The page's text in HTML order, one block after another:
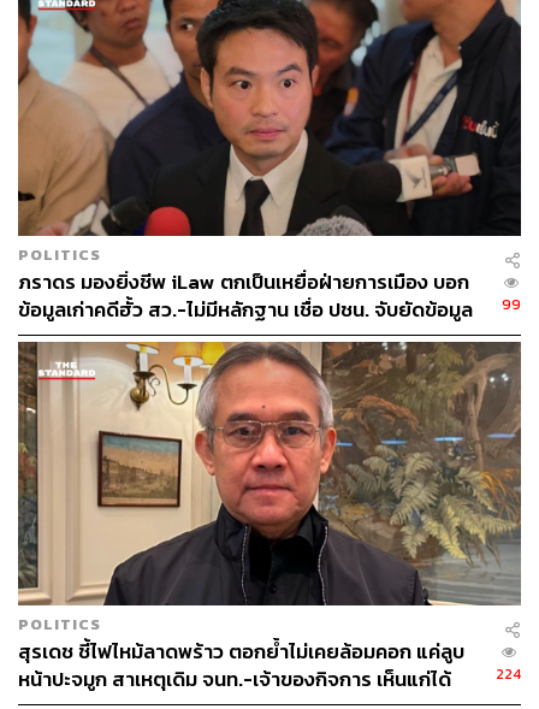
POLITICS
ภราดร มองยิ่งชีพ iLaw ตกเป็นเหยื่อฝ่ายการเมือง บอก
ข้อมูลเก่าคดีฮั้ว สว.-ไม่มีหลักฐาน เชื่อ ปชน. จับยัดข้อมูล
หวังกลบเรื่องภาวุธ
99
POLITICS
สุรเดช ชี้ไฟไหม้ลาดพร้าว ตอกย้ำไม่เคยล้อมคอก แค่ลูบ
หน้าปะจมูก สาเหตุเดิม จนท.-เจ้าของกิจการ เห็นแก่ได้
224